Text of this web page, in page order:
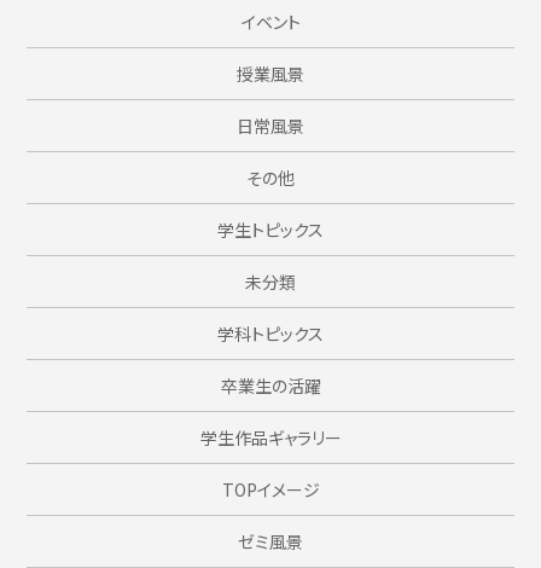
イベント
授業風景
日常風景
その他
学生トピックス
未分類
学科トピックス
卒業生の活躍
学生作品ギャラリー
TOPイメージ
ゼミ風景